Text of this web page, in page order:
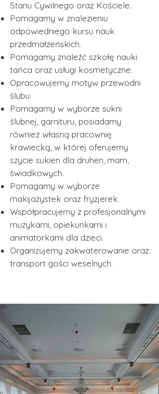
Stanu Cywilnego oraz Kościele.
Pomagamy w znalezieniu
odpowiedniego kursu nauk
przedmałżeńskich.
Pomagamy znaleźć szkołę nauki
tańca oraz usługi kosmetyczne.
Opracowujemy motyw przewodni
ślubu.
Pomagamy w wyborze sukni
ślubnej, garnituru, posiadamy
również własną pracownię
krawiecką, w której oferujemy
szycie sukien dla druhen, mam,
świadkowych.
Pomagamy w wyborze
makijażystek oraz fryzjerek.
Współpracujemy z profesjonalnymi
muzykami, opiekunkami i
animatorkami dla dzieci.
Organizujemy zakwaterowanie oraz
transport gości weselnych.